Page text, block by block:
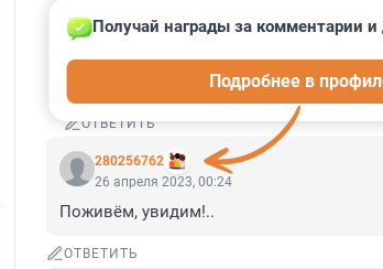
pride
Вся жизнь впереди! Надейся и жди!
ОТВЕТИТЬ
280256762
Получай награды за комментарии и
Подробнее в
26 апреля 2023, 00:24
Поживём, увидим!..
ОТВЕТИТЬ